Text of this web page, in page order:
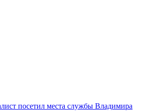
посетил места службы Владимира